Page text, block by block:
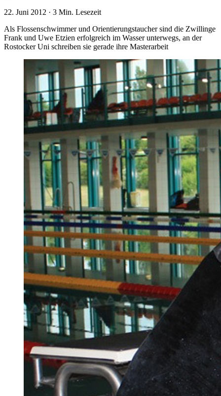
22. Juni 2012 · 3 Min. Lesezeit
Als Flossenschwimmer und Orientierungstaucher sind die Zwillinge
Frank und Uwe Etzien erfolgreich im Wasser unterwegs, an der
Rostocker Uni schreiben sie gerade ihre Masterarbeit